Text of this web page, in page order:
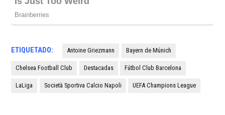
ETIQUETADO: Antoine Griezmann Bayern de Múnich
Chelsea Football Club Destacadas Fútbol Club Barcelona
LaLiga Società Sportiva Calcio Napoli UEFA Champions League